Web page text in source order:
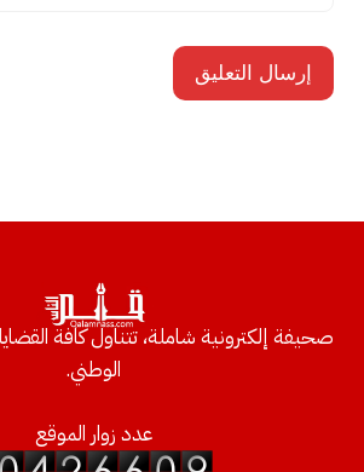
صحيفة إلكترونية شاملة، تتناول كافة القضايا
الوطني.
عدد زوار الموقع